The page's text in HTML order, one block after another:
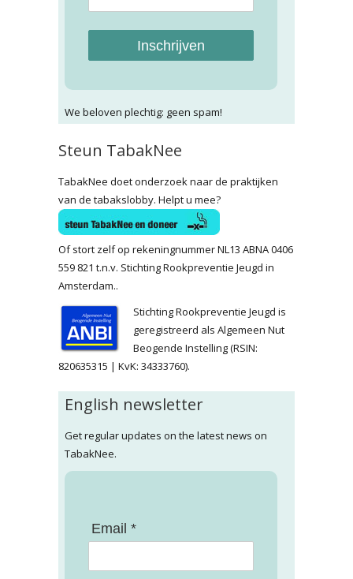
Inschrijven
We beloven plechtig: geen spam!
Steun TabakNee
TabakNee doet onderzoek naar de praktijken
van de tabakslobby. Helpt u mee?
Of stort zelf op rekeningnummer NL13 ABNA 0406
559 821 t.n.v. Stichting Rookpreventie Jeugd in
Amsterdam..
Stichting Rookpreventie Jeugd is
geregistreerd als Algemeen Nut
Beogende Instelling (RSIN:
820635315 | KvK: 34333760).
English newsletter
Get regular updates on the latest news on
TabakNee.
Email *